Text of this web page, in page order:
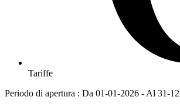
Tariffe
Periodo di apertura : Da 01-01-2026 - Al 31-